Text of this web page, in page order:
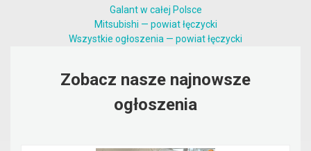
Galant w całej Polsce
Mitsubishi — powiat łęczycki
Wszystkie ogłoszenia — powiat łęczycki
Zobacz nasze najnowsze
ogłoszenia